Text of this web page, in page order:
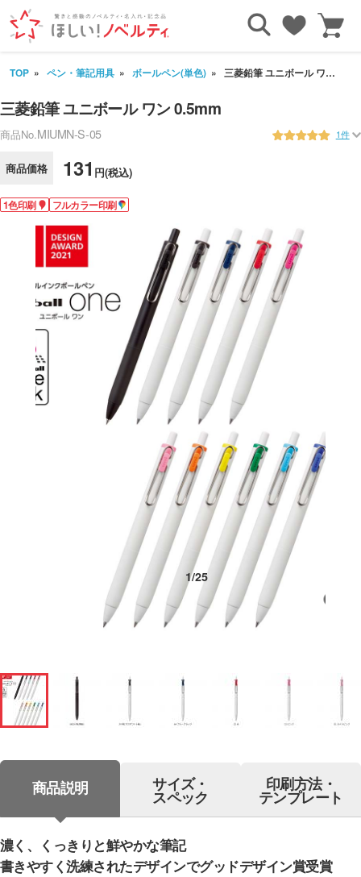
TOP ペン・筆記用具 ボールペン(単色) 三菱鉛筆 ユニボール ワン 0.5mm
三菱鉛筆 ユニボール ワン 0.5mm
商品No.MIUMN-S-05 1件
商品価格 131 円(税込)
1色印刷 フルカラー印刷
1/25
商品説明 サイズ・
スペック
印刷方法・
テンプレート
濃く、くっきりと鮮やかな筆記
書きやすく洗練されたデザインでグッドデザイン賞受賞